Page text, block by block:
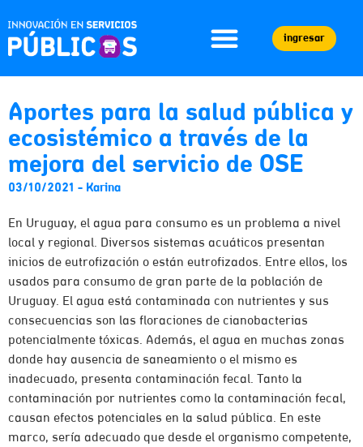
ingresar
Aportes para la salud pública y
ecosistémico a través de la
mejora del servicio de OSE
03/10/2021 - Karina
En Uruguay, el agua para consumo es un problema a nivel
local y regional. Diversos sistemas acuáticos presentan
inicios de eutrofización o están eutrofizados. Entre ellos, los
usados para consumo de gran parte de la población de
Uruguay. El agua está contaminada con nutrientes y sus
consecuencias son las floraciones de cianobacterias
potencialmente tóxicas. Además, el agua en muchas zonas
donde hay ausencia de saneamiento o el mismo es
inadecuado, presenta contaminación fecal. Tanto la
contaminación por nutrientes como la contaminación fecal,
causan efectos potenciales en la salud pública. En este
marco, sería adecuado que desde el organismo competente,